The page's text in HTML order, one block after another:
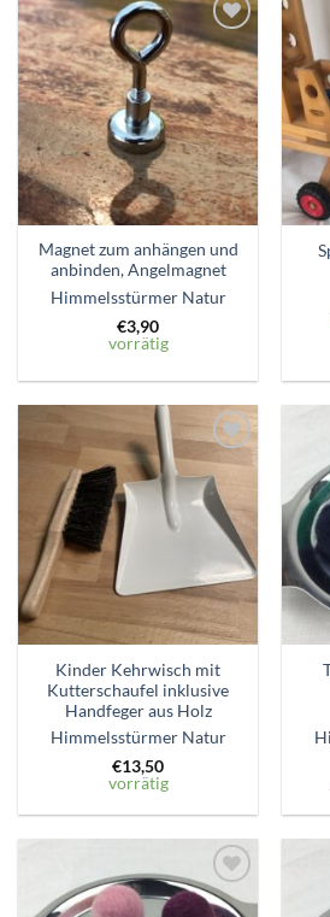
Zum
Wunschzettel
hinzufügen
Magnet zum anhängen und
anbinden, Angelmagnet
Himmelsstürmer Natur
€3,90
vorrätig
Zum
Wunschzettel
hinzufügen
Kinder Kehrwisch mit
Kutterschaufel inklusive
Handfeger aus Holz
Himmelsstürmer Natur
€13,50
vorrätig
Zum